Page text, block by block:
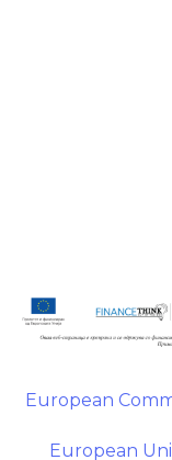
European
European